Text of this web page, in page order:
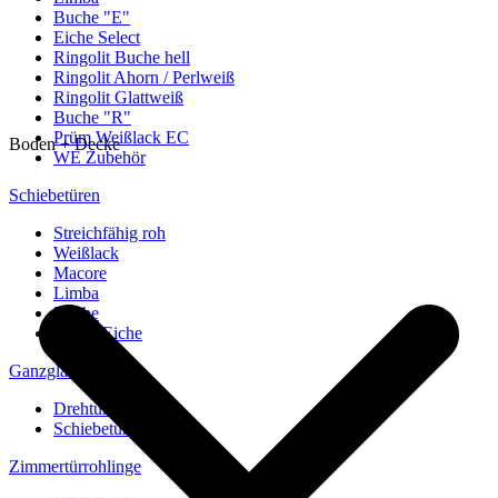
Buche "E"
Eiche Select
Ringolit Buche hell
Ringolit Ahorn / Perlweiß
Ringolit Glattweiß
Buche "R"
Prüm Weißlack EC
WE Zubehör
Schiebetüren
Streichfähig roh
Weißlack
Macore
Limba
Buche
europ. Eiche
Ganzglastüren
Drehtüren
Schiebetüren
Zimmertürrohlinge
Boden + Decke